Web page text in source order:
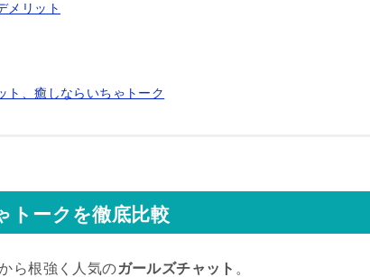
メリット
ト、癒しならいちゃトーク
トークを徹底比較
ら根強く人気のガールズチャット 。